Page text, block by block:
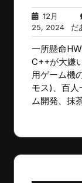
12月
25, 202412
月
25,
2024
だ
一所懸命
C++が大嫌
用ゲーム機
モス)、百人
ム開発、抹